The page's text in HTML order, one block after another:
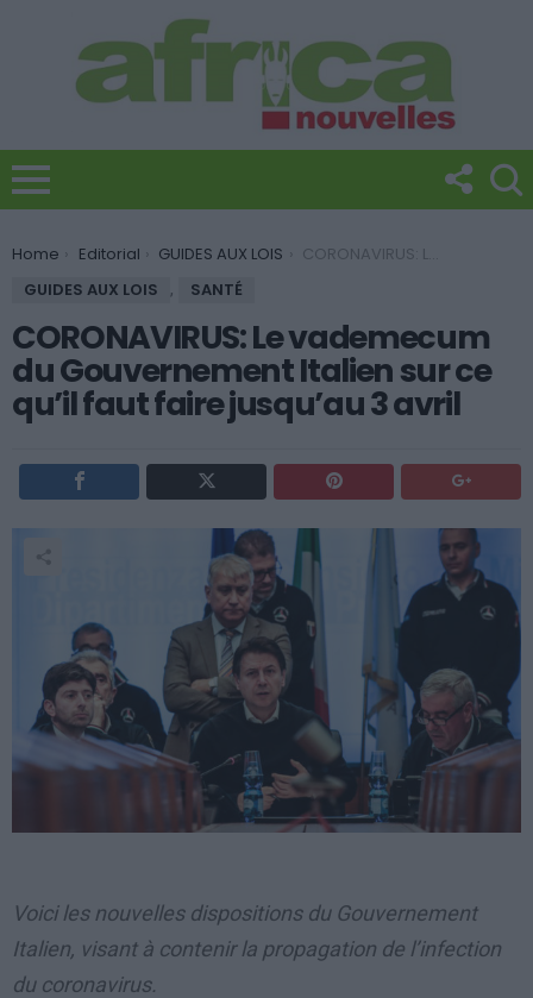
You are here:
Home Editorial GUIDES AUX LOIS
CORONAVIRUS: Le vademecum du Gouvernement Italien sur ce qu’il faut faire jusqu’au 3 avril
GUIDES AUX LOIS
, SANTÉ
CORONAVIRUS: Le vademecum
du Gouvernement Italien sur ce
qu’il faut faire jusqu’au 3 avril
Voici les nouvelles dispositions du Gouvernement
Italien, visant à contenir la propagation de l’infection
du coronavirus.